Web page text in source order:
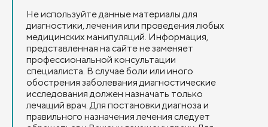
Не используйте данные материалы для
диагностики, лечения или проведения любых
медицинских манипуляций. Информация,
представленная на сайте не заменяет
профессиональной консультации
специалиста. В случае боли или иного
обострения заболевания диагностические
исследования должен назначать только
лечащий врач. Для постановки диагноза и
правильного назначения лечения следует